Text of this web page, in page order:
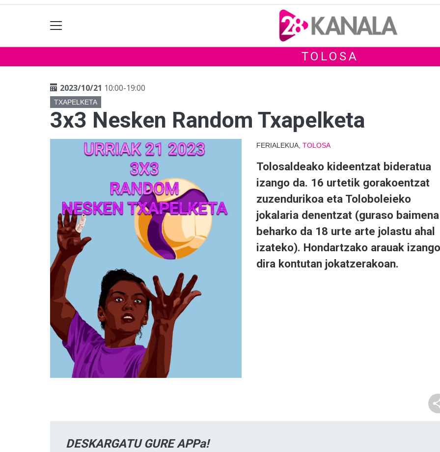
TOLOSA
2023/10/21 10:00-19:00
TXAPELKETA
3x3 Nesken Random Txapelketa
FERIALEKUA, TOLOSA
Tolosaldeako kideentzat bideratua
izango da. 16 urtetik gorakoentzat
zuzendurikoa eta Toloboleieko
jokalaria denentzat (guraso baimena
beharko da 18 urte arte jolastu ahal
izateko). Hondartzako arauak izango
dira kontutan jokatzerakoan.
DESKARGATU GURE APPa!